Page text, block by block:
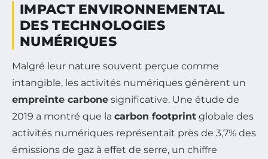
IMPACT ENVIRONNEMENTAL
DES TECHNOLOGIES
NUMÉRIQUES
Malgré leur nature souvent perçue comme
intangible, les activités numériques génèrent un
empreinte carbone significative. Une étude de
2019 a montré que la carbon footprint globale des
activités numériques représentait près de 3,7% des
émissions de gaz à effet de serre, un chiffre